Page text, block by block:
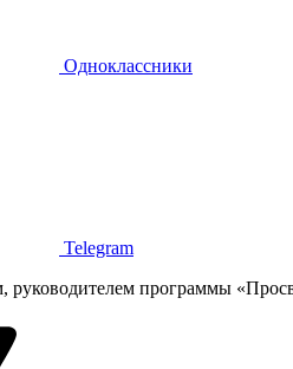
Одноклассники
Telegram